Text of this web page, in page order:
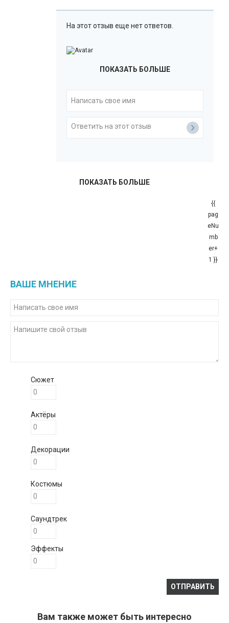
На этот отзыв еще нет ответов.
ПОКАЗАТЬ БОЛЬШЕ
ПОКАЗАТЬ БОЛЬШЕ
{{
pag
eNu
mb
er+
1 }}
ВАШЕ МНЕНИЕ
Сюжет
Актёры
Декорации
Костюмы
Саундтрек
Эффекты
Вам также может быть интересно